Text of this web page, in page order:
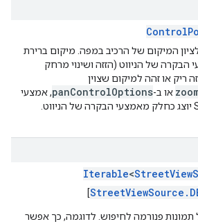
המיקום של הרכיב במפה. מיקום ברירת
של הניווט (הזזה ושינוי מרחק
ריק או זהה למיקום שצוין
או ב-panControlOptions, אמצעי
הבקרה של Street View יוצג כחלק מאמצעי הבקרה של הניווט.
Iterable<
]
פנורמה לחיפוש. לדוגמה, כך אפשר